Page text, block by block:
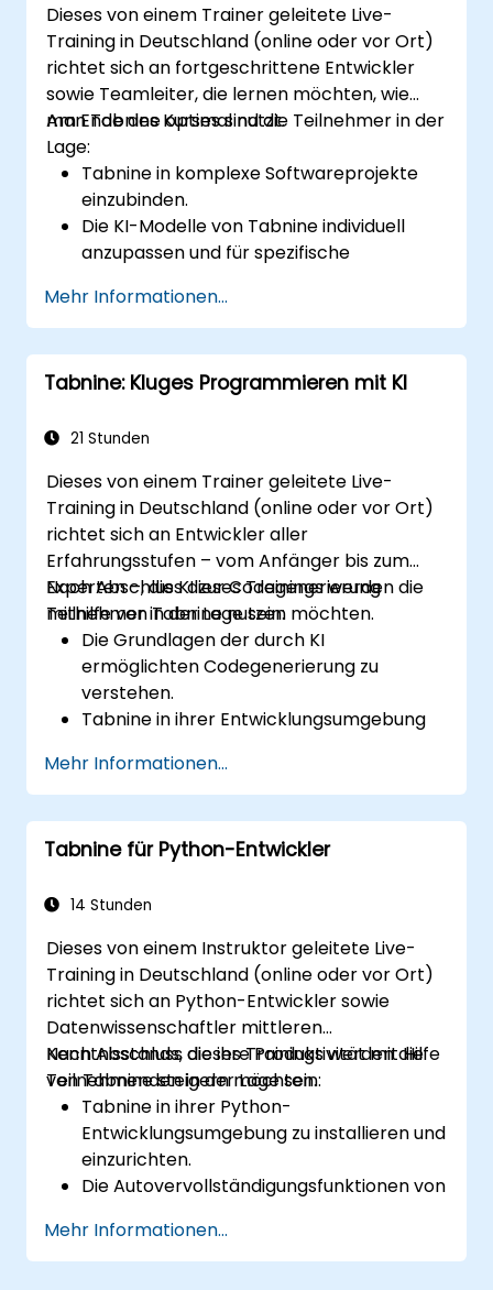
Dieses von einem Trainer geleitete Live-
Training in Deutschland (online oder vor Ort)
richtet sich an fortgeschrittene Entwickler
sowie Teamleiter, die lernen möchten, wie
man Tabnine optimal nutzt.
Am Ende des Kurses sind die Teilnehmer in der
Lage:
Tabnine in komplexe Softwareprojekte
einzubinden.
Die KI-Modelle von Tabnine individuell
anzupassen und für spezifische
Tabnine nahtlos in Team-Workflows
sowie Entwicklungsprozesse zu
integrieren.
Mithilfe der Analysen von Tabnine die
Entwicklungszyklen zu verkürzen.
Mehr Informationen...
Tabnine: Kluges Programmieren mit KI
21 Stunden
Dieses von einem Trainer geleitete Live-
Training in Deutschland (online oder vor Ort)
richtet sich an Entwickler aller
Erfahrungsstufen – vom Anfänger bis zum
Experten –, die KI zur Codegenerierung
mithilfe von Tabnine nutzen möchten.
Nach Abschluss dieses Trainings werden die
Teilnehmer in der Lage sein:
Die Grundlagen der durch KI
ermöglichten Codegenerierung zu
verstehen.
Tabnine in ihrer Entwicklungsumgebung
Tabnine für eine effiziente
Vervollständigung von Code sowie zur
Fehlerkorrektur zu nutzen.
Mit Hilfe von Tabnine eigene KI-Modelle
und zu trainieren.
Mehr Informationen...
Tabnine für Python-Entwickler
14 Stunden
Dieses von einem Instruktor geleitete Live-
Training in Deutschland (online oder vor Ort)
richtet sich an Python-Entwickler sowie
Datenwissenschaftler mittleren
Kenntnisstands, die ihre Produktivität mit Hilfe
von Tabnine steigern möchten.
Nach Abschluss dieses Trainings werden die
Teilnehmenden in der Lage sein:
Tabnine in ihrer Python-
Entwicklungsumgebung zu installieren und
einzurichten.
Die Autovervollständigungsfunktionen von
Code zu schreiben.
Das Verhalten von Tabnine nach eigenem
Mehr Informationen...